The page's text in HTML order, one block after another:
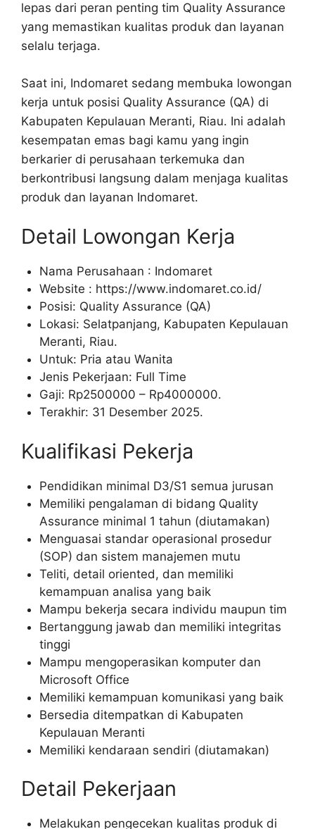
lepas dari peran penting tim Quality Assurance
yang memastikan kualitas produk dan layanan
selalu terjaga.
Saat ini, Indomaret sedang membuka lowongan
kerja untuk posisi Quality Assurance (QA) di
Kabupaten Kepulauan Meranti, Riau. Ini adalah
kesempatan emas bagi kamu yang ingin
berkarier di perusahaan terkemuka dan
berkontribusi langsung dalam menjaga kualitas
produk dan layanan Indomaret.
Detail Lowongan Kerja
Nama Perusahaan : Indomaret
Website : https://www.indomaret.co.id/
Posisi: Quality Assurance (QA)
Lokasi: Selatpanjang, Kabupaten Kepulauan
Meranti, Riau.
Untuk: Pria atau Wanita
Jenis Pekerjaan: Full Time
Gaji: Rp2500000 – Rp4000000.
Terakhir: 31 Desember 2025.
Kualifikasi Pekerja
Pendidikan minimal D3/S1 semua jurusan
Memiliki pengalaman di bidang Quality
Assurance minimal 1 tahun (diutamakan)
Menguasai standar operasional prosedur
(SOP) dan sistem manajemen mutu
Teliti, detail oriented, dan memiliki
kemampuan analisa yang baik
Mampu bekerja secara individu maupun tim
Bertanggung jawab dan memiliki integritas
tinggi
Mampu mengoperasikan komputer dan
Microsoft Office
Memiliki kemampuan komunikasi yang baik
Bersedia ditempatkan di Kabupaten
Kepulauan Meranti
Memiliki kendaraan sendiri (diutamakan)
Detail Pekerjaan
Melakukan pengecekan kualitas produk di